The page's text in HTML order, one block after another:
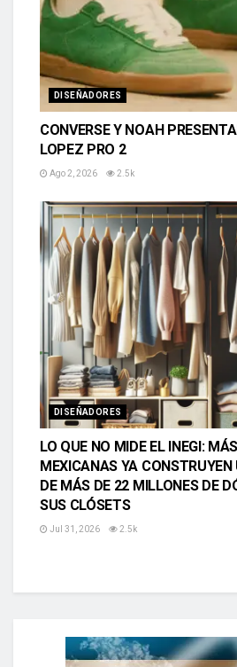
DISEÑADORES
CONVERSE Y NOAH
LOPEZ PRO 2
Ago 2, 2026 2.5k
DISEÑADORES
LO QUE NO MIDE EL INEGI:
MEXICANAS YA
DE MÁS DE 22 MILLONES DE
SUS CLÓSETS
Jul 31, 2026 2.5k